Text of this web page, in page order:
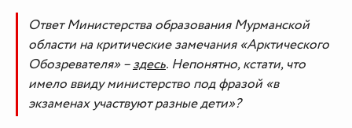
Ответ Министерства образования Мурманской
области на критические замечания «Арктического
Обозревателя» –здесь. Непонятно, кстати, что
имело ввиду министерство под фразой «в
экзаменах участвуют разные дети»?